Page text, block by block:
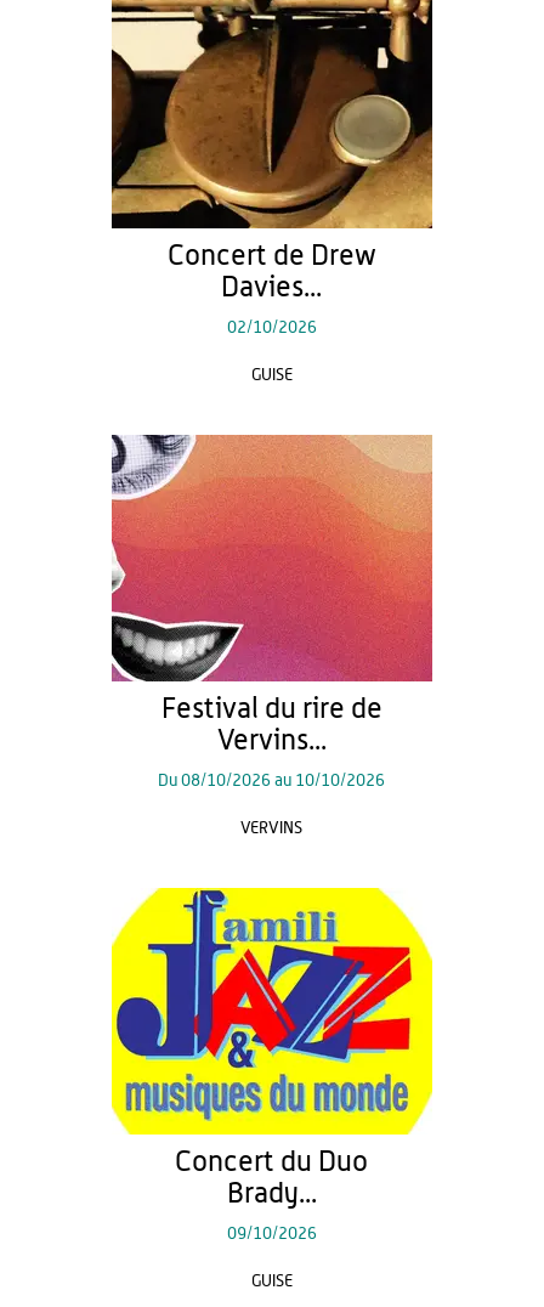
Concert de Drew
Davies...
02/10/2026
GUISE
Festival du rire de
Vervins...
Du08/10/2026 au 10/10/2026
VERVINS
Concert du Duo
Brady...
09/10/2026
GUISE